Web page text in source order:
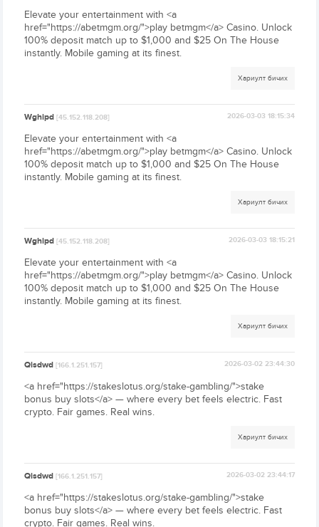
Elevate your entertainment with <a
href="https://abetmgm.org/">play betmgm</a> Casino. Unlock
100% deposit match up to $1,000 and $25 On The House
instantly. Mobile gaming at its finest.
Хариулт бичих
Wghipd[45.152.118.208] 2026-03-03 18:15:34
Elevate your entertainment with <a
href="https://abetmgm.org/">play betmgm</a> Casino. Unlock
100% deposit match up to $1,000 and $25 On The House
instantly. Mobile gaming at its finest.
Хариулт бичих
Wghipd[45.152.118.208] 2026-03-03 18:15:21
Elevate your entertainment with <a
href="https://abetmgm.org/">play betmgm</a> Casino. Unlock
100% deposit match up to $1,000 and $25 On The House
instantly. Mobile gaming at its finest.
Хариулт бичих
Qisdwd[166.1.251.157] 2026-03-02 23:44:30
<a href="https://stakeslotus.org/stake-gambling/">stake
bonus buy slots</a> — where every bet feels electric. Fast
crypto. Fair games. Real wins.
Хариулт бичих
Qisdwd[166.1.251.157] 2026-03-02 23:44:17
<a href="https://stakeslotus.org/stake-gambling/">stake
bonus buy slots</a> — where every bet feels electric. Fast
crypto. Fair games. Real wins.